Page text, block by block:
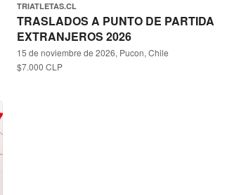
TRIATLETAS.CL
TRASLADOS A PUNTO DE PARTIDA
EXTRANJEROS 2026
15 de noviembre de 2026, Pucon, Chile
$7.000 CLP